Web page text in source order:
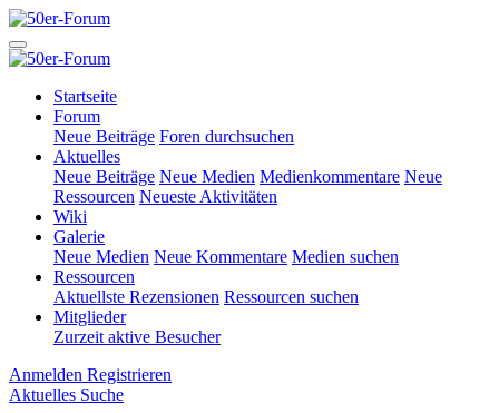
Startseite
Forum
Neue Beiträge Foren durchsuchen
Aktuelles
Neue Beiträge Neue Medien Medienkommentare Neue
Ressourcen Neueste Aktivitäten
Wiki
Galerie
Neue Medien Neue Kommentare Medien suchen
Ressourcen
Aktuellste Rezensionen Ressourcen suchen
Mitglieder
Zurzeit aktive Besucher
Anmelden Registrieren
Aktuelles Suche